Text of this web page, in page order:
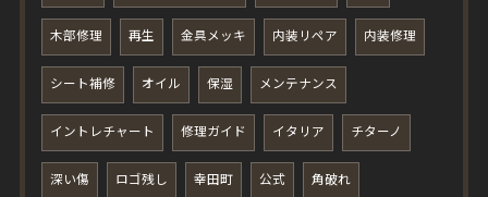
木部修理 再生 金具メッキ 内装リペア 内装修理
シート補修 オイル 保湿 メンテナンス
イントレチャート 修理ガイド イタリア チターノ
深い傷 ロゴ残し 幸田町 公式 角破れ